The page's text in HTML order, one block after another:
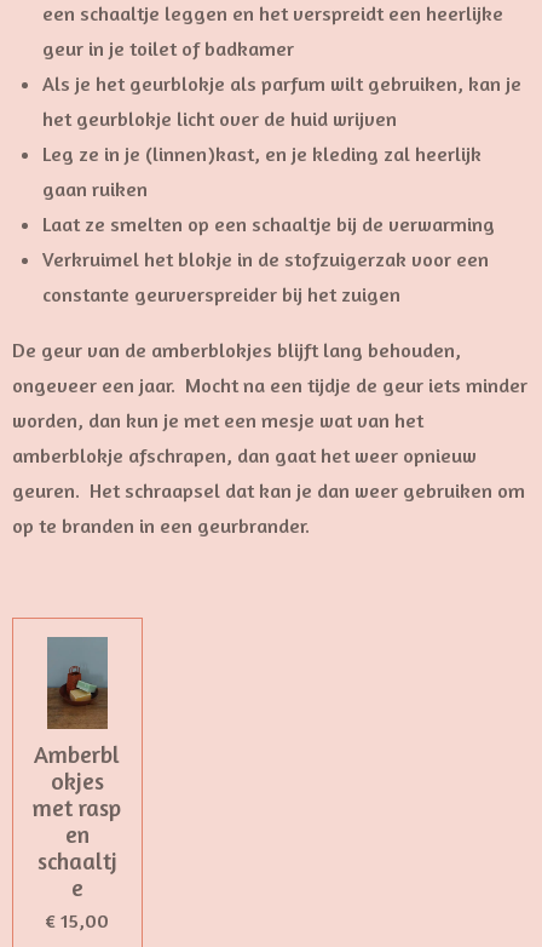
een schaaltje leggen en het verspreidt een heerlijke
geur in je toilet of badkamer
Als je het geurblokje als parfum wilt gebruiken, kan je
het geurblokje licht over de huid wrijven
Leg ze in je (linnen)kast, en je kleding zal heerlijk
gaan ruiken
Laat ze smelten op een schaaltje bij de verwarming
Verkruimel het blokje in de stofzuigerzak voor een
constante geurverspreider bij het zuigen
De geur van de amberblokjes blijft lang behouden,
ongeveer een jaar. Mocht na een tijdje de geur iets minder
worden, dan kun je met een mesje wat van het
amberblokje afschrapen, dan gaat het weer opnieuw
geuren. Het schraapsel dat kan je dan weer gebruiken om
op te branden in een geurbrander.
Amberbl
okjes
met rasp
en
schaaltj
e
€ 15,00